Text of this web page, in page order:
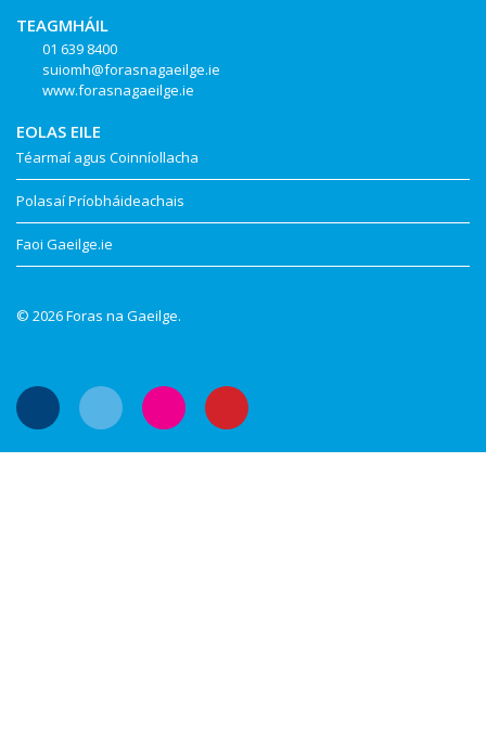
TEAGMHÁIL
01 639 8400
suiomh@forasnagaeilge.ie
www.forasnagaeilge.ie
EOLAS EILE
Téarmaí agus Coinníollacha
Polasaí Príobháideachais
Faoi Gaeilge.ie
© 2026 Foras na Gaeilge.